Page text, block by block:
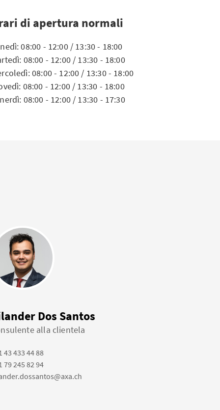
di apertura normali
08:00 - 12:00 / 13:30 - 18:00
08:00 - 12:00 / 13:30 - 18:00
08:00 - 12:00 / 13:30 - 18:00
08:00 - 12:00 / 13:30 - 18:00
08:00 - 12:00 / 13:30 - 17:30
Dos Santos
alla clientela
43 433 44 88
79 245 82 94